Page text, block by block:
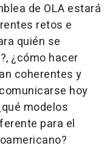
de OLA estará
retos e
quién se
¿cómo hacer
coherentes y
hoy
modelos
para el